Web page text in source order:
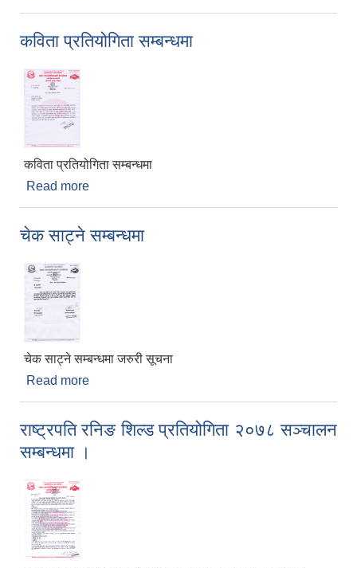
कविता प्रतियोगिता सम्बन्धमा
कविता प्रतियोगिता सम्बन्धमा
Read more
चेक साट्ने सम्बन्धमा
चेक साट्ने सम्बन्धमा जरुरी सूचना
Read more
राष्ट्रपति रनिङ शिल्ड प्रतियोगिता २०७८ सञ्चालन
सम्बन्धमा ।